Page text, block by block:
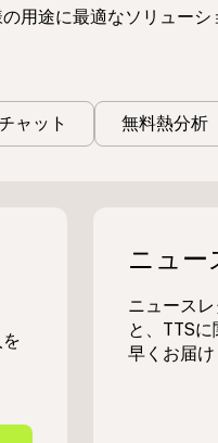
用途に最適なソリューシ
ャット 無料熱分析
ニュー
ニュースレ
と、TTSに
早くお届け